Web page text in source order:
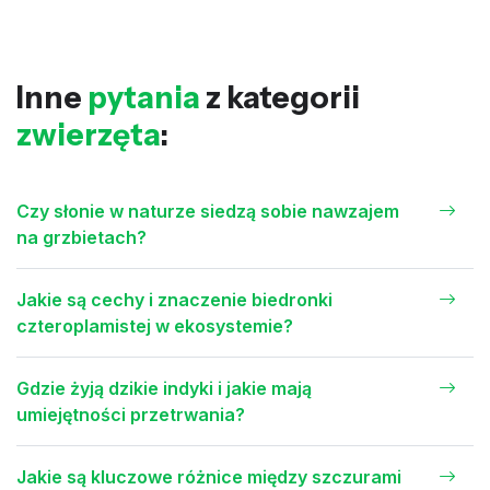
Inne pytania z kategorii
zwierzęta:
Czy słonie w naturze siedzą sobie nawzajem
na grzbietach?
Jakie są cechy i znaczenie biedronki
czteroplamistej w ekosystemie?
Gdzie żyją dzikie indyki i jakie mają
umiejętności przetrwania?
Jakie są kluczowe różnice między szczurami